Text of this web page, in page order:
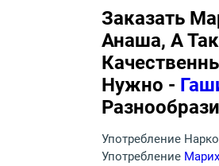
Заказать
Анаша, А
Нужно -
Употребление
Употребление